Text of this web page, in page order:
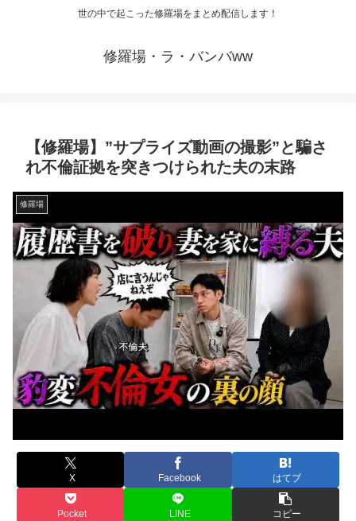
世の中で起こった修羅場をまとめ配信します！
修羅場・ラ・バンバww
【修羅場】”サプライズ動画の撮影”と騙さ
れ不倫証拠を突きつけられた夫の末路
修羅場
X Facebook はてブ
Pocket LINE コピー